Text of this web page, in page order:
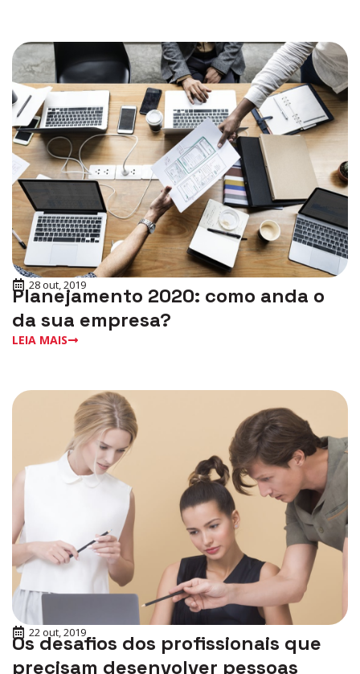
28 out, 2019
Planejamento 2020: como anda o
da sua empresa?
LEIA MAIS
22 out, 2019
Os desafios dos profissionais que
precisam desenvolver pessoas